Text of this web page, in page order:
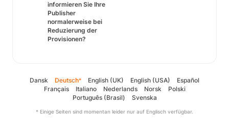
informieren Sie Ihre
Publisher
normalerweise bei
Reduzierung der
Provisionen?
Dansk Deutsch* English (UK) English (USA)
Español
Français
Italiano Nederlands Norsk
Polski
Português (Brasil)
Svenska
* Einige Seiten sind momentan leider nur auf Englisch verfügbar.